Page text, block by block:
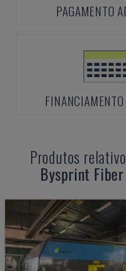
PAGAMENTO
Produtos
Bysprint